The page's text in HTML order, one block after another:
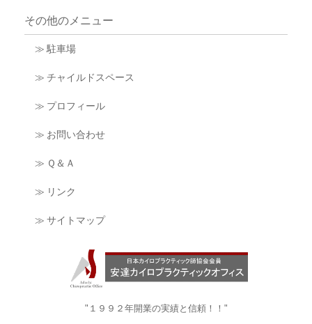
その他のメニュー
≫ 駐車場
≫ チャイルドスペース
≫ プロフィール
≫ お問い合わせ
≫ Ｑ＆Ａ
≫ リンク
≫ サイトマップ
"１９９２年開業の実績と信頼！！"